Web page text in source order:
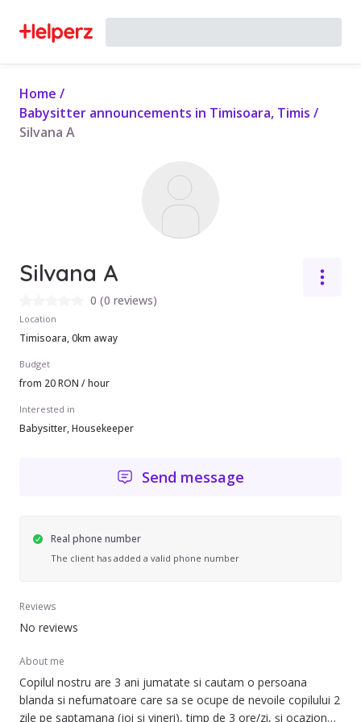
Home /
Babysitter announcements in Timisoara, Timis /
Silvana A
Silvana A
0 (0 reviews)
Location
Timisoara, 0km away
Budget
from 20 RON / hour
Interested in
Babysitter, Housekeeper
Send message
Real phone number
The client has added a valid phone number
Reviews
No reviews
About me
Copilul nostru are 3 ani jumatate si cautam o persoana
blanda si nefumatoare care sa se ocupe de nevoile copilului 2
zile pe saptamana (joi și vineri), timp de 3 ore/zi, și ocazional